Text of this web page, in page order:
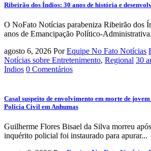
Ribeirão dos Índios: 30 anos de história e
O NoFato Notícias parabeniza Ribeirão dos
anos de Emancipação Político-
agosto 6, 2026 Por Equipe No Fato Notícias
Notícias sobre Entretenimento, Regional 30
Indios 0 Comentários
Casal suspeito de envolvimento em morte de jovem
Polícia Civil em Anhumas
Guilherme Flores Bisael da Silva morreu
inquérito policial foi instaurado para apurar...